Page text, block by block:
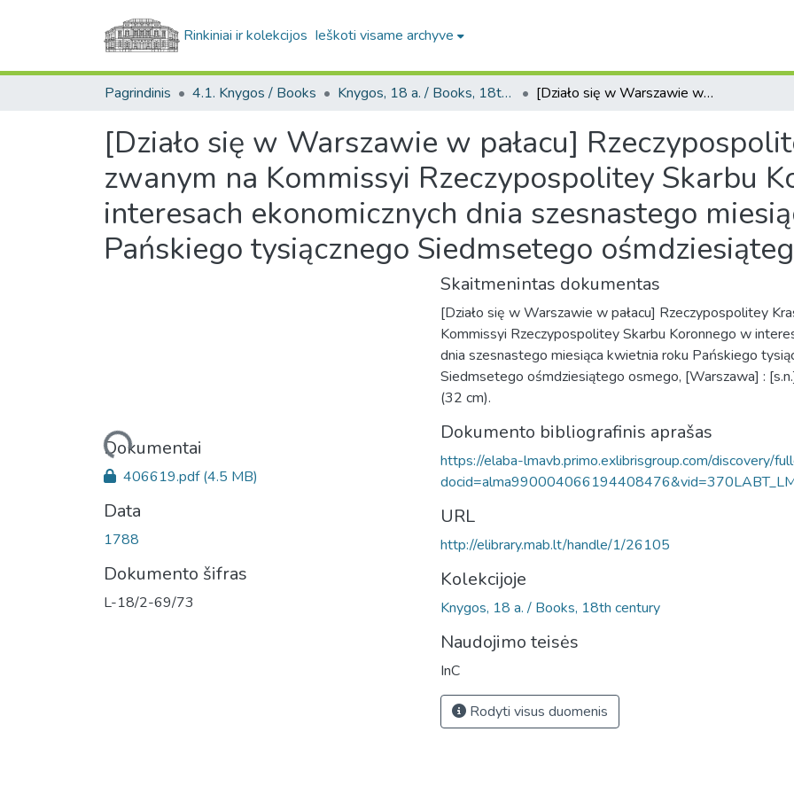
Rinkiniai ir kolekcijos Ieškoti visame archyve
Pagrindinis 4.1. Knygos / Books Knygos, 18 a. / Books, 18th century [Działo się w Warszawie w pałacu] Rzeczypospolitey Krasińskich zwanym na Kommissyi Rzeczypospolitey Skarbu Koronnego w interesach ekonomicznych dnia szesnastego miesiąca kwietnia roku Pańskiego tysiącznego Siedmsetego ośmdziesiątego osmego.
[Działo się w Warszawie w pałacu]
zwanym na Kommissyi Rzeczypospolitey Skarbu
interesach ekonomicznych dnia szesnastego
Pańskiego tysiącznego Siedmsetego
Įkeliama...
Dokumentai
406619.pdf(4.5 MB)
Data
1788
Dokumento šifras
L-18/2-69/73
Skaitmenintas dokumentas
[Działo się w Warszawie w pałacu] Rzeczypospolitey
Kommissyi Rzeczypospolitey Skarbu Koronnego w
dnia szesnastego miesiąca kwietnia roku Pańskiego
Siedmsetego ośmdziesiątego osmego, [Warszawa] :
(32 cm).
Dokumento bibliografinis aprašas
https://elaba-lmavb.primo.exlibrisgroup.com/discovery/
URL
http://elibrary.mab.lt/handle/1/26105
Kolekcijoje
Knygos, 18 a. / Books, 18th century
Naudojimo teisės
InC
Rodyti visus duomenis